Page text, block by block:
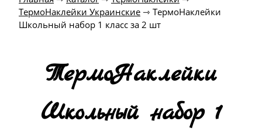
ТермоНаклейки Украинские ⇾ ТермоНаклейки
Школьный набор 1 класс за 2 шт
ТермоНаклейки
Школьный набор 1